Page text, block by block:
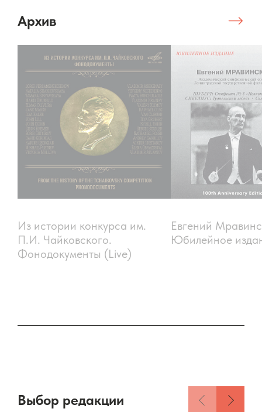
Архив
Из истории конкурса им.
П.И. Чайковского.
Фонодокументы (Live)
Евгений
Юбилейное
Выбор редакции